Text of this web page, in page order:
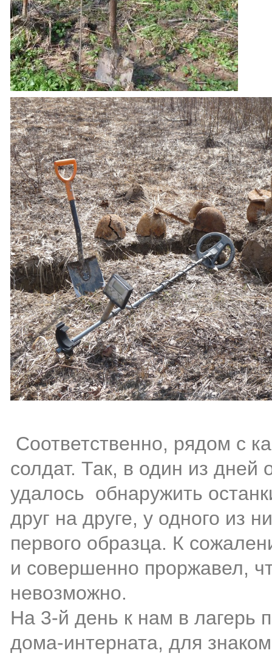
Соответственно, рядом с
солдат. Так, в один из
удалось обнаружить
друг на друге, у одного из
первого образца. К
и совершенно проржавел,
невозможно.
На 3-й день к нам в лагерь
дома-интерната, для